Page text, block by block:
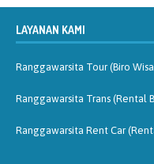
LAYANAN KAMI
Ranggawarsita Tour (Biro
Ranggawarsita Trans (Rental
Ranggawarsita Rent Car